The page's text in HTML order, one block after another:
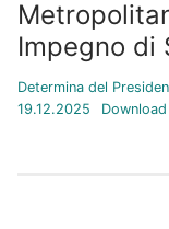
Impegno di
Determina del
19.12.2025
Download